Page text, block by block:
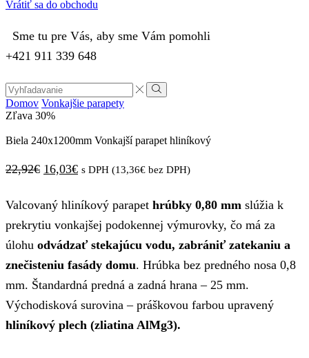
Vrátiť sa do obchodu
Sme tu pre Vás, aby sme Vám pomohli
+421 911 339 648
Search
input
Vyhľadávanie
Domov Vonkajšie parapety
Zľava 30%
Biela 240x1200mm Vonkajší parapet hliníkový
22,92€ Pôvodná
bola:
22,92€.
16,03€Aktuálna
je:
16,03€.
s DPH (13,36€ bez DPH)
Valcovaný hliníkový parapet hrúbky 0,80 mm slúžia k
prekrytiu vonkajšej podokennej výmurovky, čo má za
úlohu odvádzať stekajúcu vodu, zabrániť zatekaniu a
znečisteniu fasády domu. Hrúbka bez predného nosa 0,8
mm. Štandardná predná a zadná hrana – 25 mm.
Východisková surovina – práškovou farbou upravený
hliníkový plech (zliatina AlMg3).